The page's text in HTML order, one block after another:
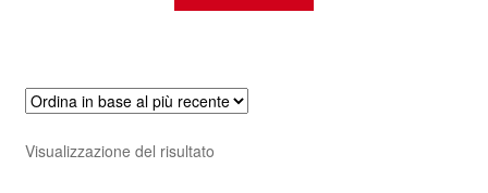
Visualizzazione del risultato